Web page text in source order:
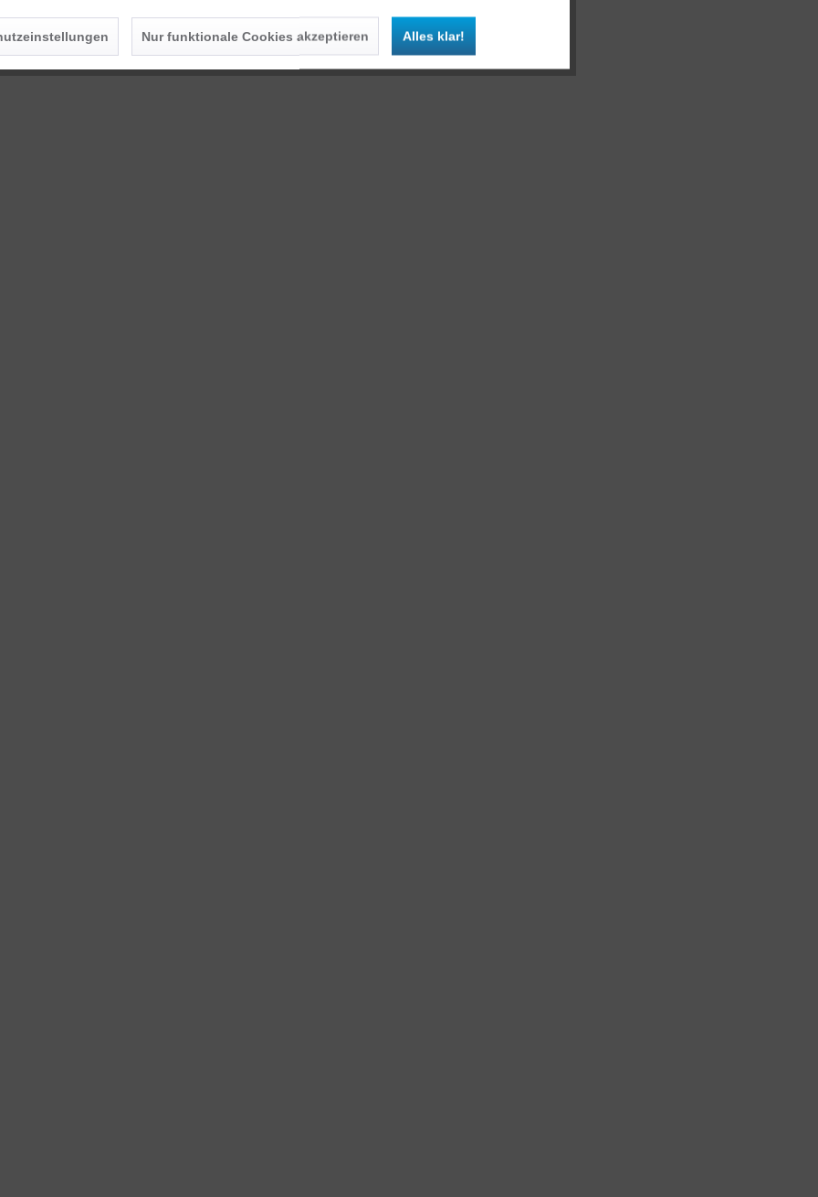
Inaktiv
Inaktiv
Nur funktionale Cookies akzeptieren Alles klar!